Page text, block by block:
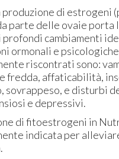
produzione di estrogeni
parte delle ovaie porta
profondi cambiamenti
ormonali e
riscontrati sono:
fredda, affaticabilità,
sovrappeso, e disturbi
e depressivi.
di fitoestrogeni in
indicata per